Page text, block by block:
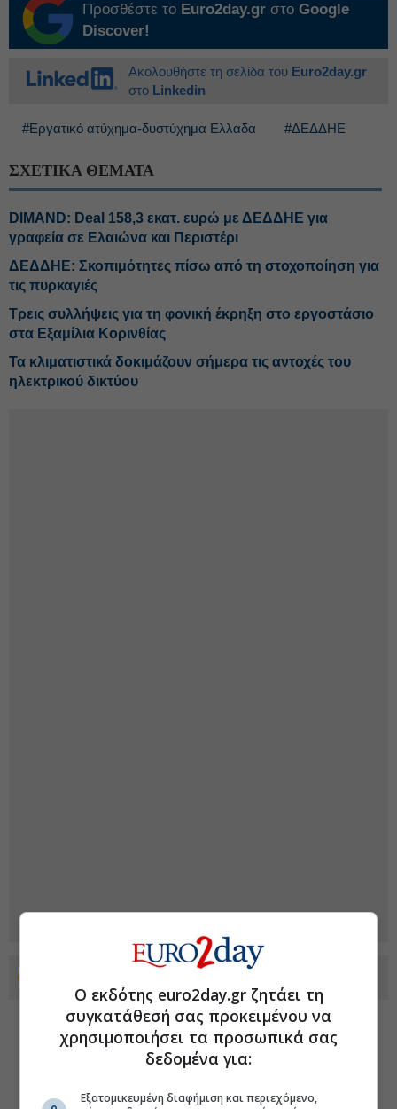
Προσθέστε το Euro2day.gr στο Google
Discover!
Ακολουθήστε τη σελίδα του Euro2day.gr
στο Linkedin
#Εργατικό ατύχημα-δυστύχημα Ελλαδα #ΔΕΔΔΗΕ
ΣΧΕΤΙΚΑ ΘΕΜΑΤΑ
DIMAND: Deal 158,3 εκατ. ευρώ με ΔΕΔΔΗΕ για
γραφεία σε Ελαιώνα και Περιστέρι
ΔΕΔΔΗΕ: Σκοπιμότητες πίσω από τη στοχοποίηση για
τις πυρκαγιές
Τρεις συλλήψεις για τη φονική έκρηξη στο εργοστάσιο
στα Εξαμίλια Κορινθίας
Τα κλιματιστικά δοκιμάζουν σήμερα τις αντοχές του
ηλεκτρικού δικτύου
Ο εκδότης euro2day.gr ζητάει τη
συγκατάθεσή σας προκειμένου να
χρησιμοποιήσει τα προσωπικά σας
δεδομένα για:
Εξατομικευμένη διαφήμιση και περιεχόμενο,